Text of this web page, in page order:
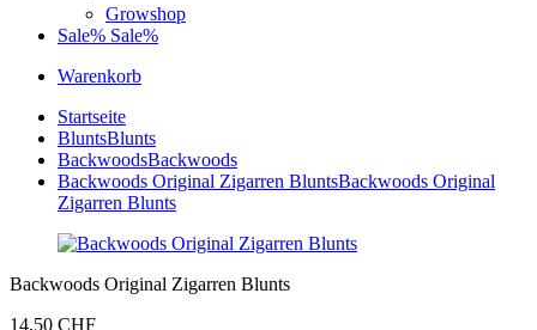
Growshop
Sale% Sale%
Warenkorb
Startseite
BluntsBlunts
BackwoodsBackwoods
Backwoods Original Zigarren BluntsBackwoods Original
Zigarren Blunts
Backwoods Original Zigarren Blunts
14,50 CHF